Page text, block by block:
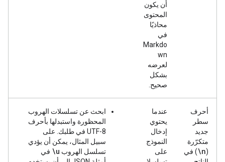
أن يكون
المحتوى
محاذيًا
في
Markdo
wn
لعرضه
بشكل
صحيح.
أحرف
سطر
جديد
متكرّرة
(
\n) في
عندما
يحتوي
إدخال
النموذج
على
ابحث عن تسلسلات الهروب
المحظورة واستبدلها بأحرف
UTF-8 في طلبك. على
سبيل المثال، يمكن أن يؤدي
تسلسل الهروب \u في